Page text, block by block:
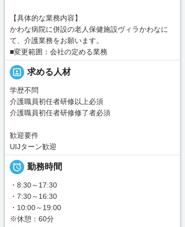
【具体的な業務内容】
かわな病院に併設の老人保健施設ヴィラかわなに
て、介護業務をお願います。
■変更範囲：会社の定める業務
portrait 求める人材
学歴不問
介護職員初任者研修以上必須
介護職員初任者研修修了者必須
歓迎要件
UIJターン歓迎
 勤務時間
・8:30～17:30
・7:30～16:30
・10:00～19:00
※休憩：60分